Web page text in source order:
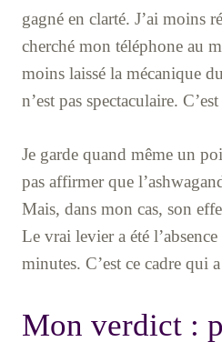
gagné en clarté. J’ai moins
cherché mon téléphone au
moins laissé la mécanique
n’est pas spectaculaire.
Je garde quand même un
pas affirmer que
Mais, dans mon cas, son
Le vrai levier a été
minutes. C’est ce cadre qui
Mon verdict :